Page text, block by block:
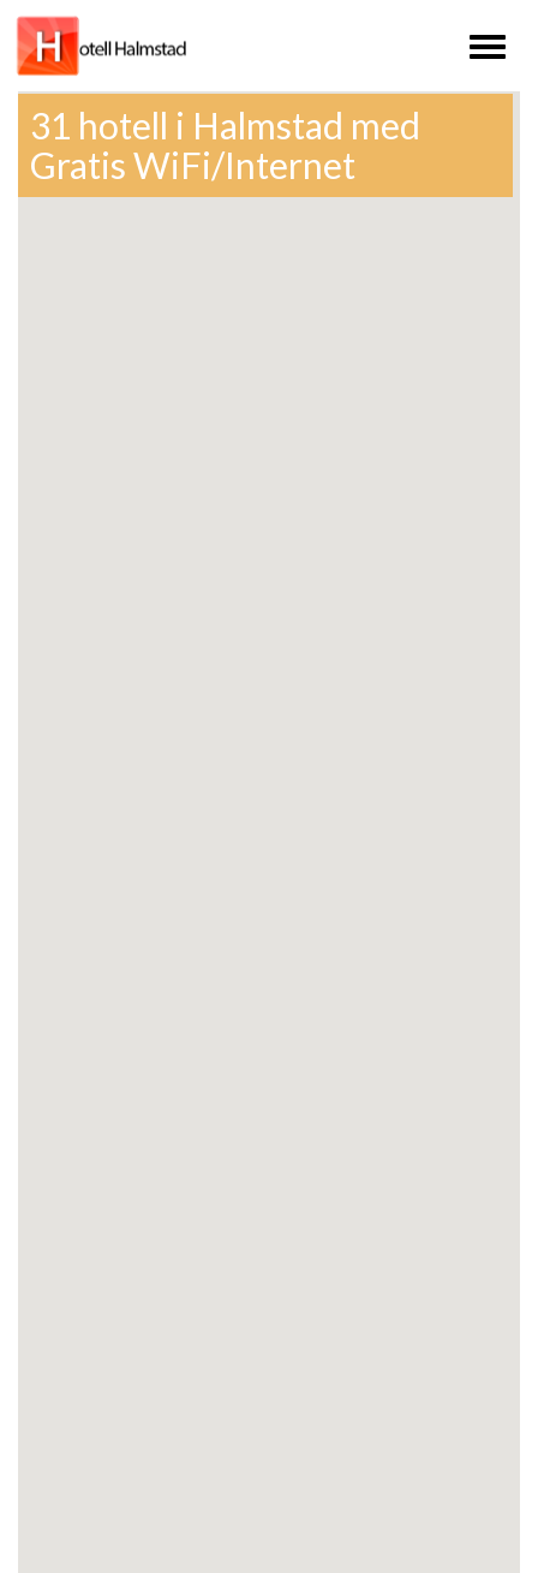
Toggle
31 hotell i Halmstad med
Gratis WiFi/Internet